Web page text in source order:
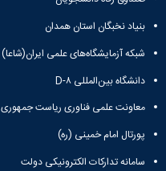
بنیاد نخبگان استان همدان
شبکه آزمایشگاه‌های علمی ایران(شاعا)
دانشگاه بین‌المللی D-۸
معاونت علمی فناوری ریاست جمهوری
پورتال امام خمینی (ره)
سامانه تدارکات الکترونیکی دولت